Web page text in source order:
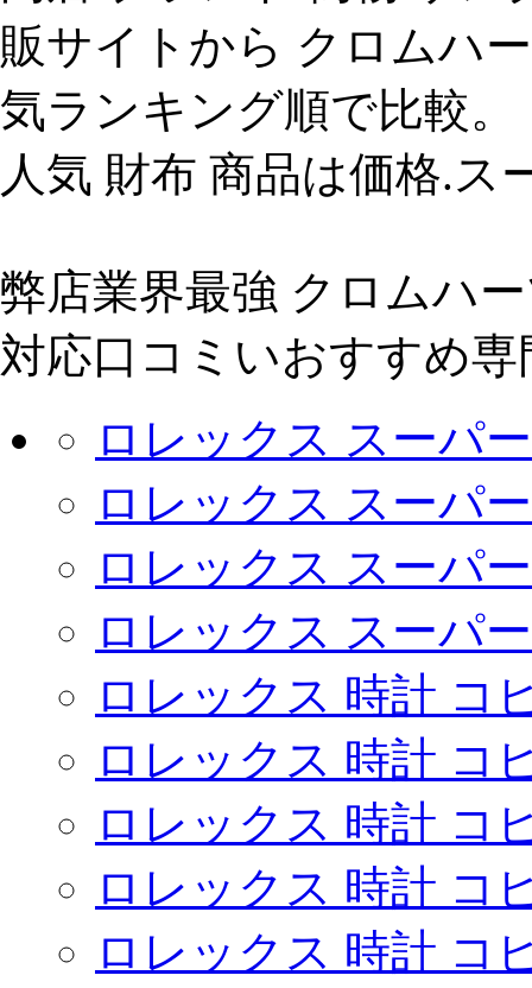
販サイトから クロムハ
気ランキング順で比較。
人気 財布 商品は価格.ス
弊店業界最強 クロムハ
対応口コミいおすすめ専
ロレックス スーパ
ロレックス スーパ
ロレックス スーパ
ロレックス スーパ
ロレックス 時計 コ
ロレックス 時計 コ
ロレックス 時計 コ
ロレックス 時計 コ
ロレックス 時計 コ